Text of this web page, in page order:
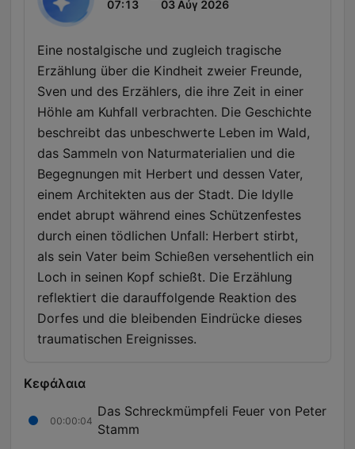
07:13 03 Αύγ 2026
Eine nostalgische und zugleich tragische
Erzählung über die Kindheit zweier Freunde,
Sven und des Erzählers, die ihre Zeit in einer
Höhle am Kuhfall verbrachten. Die Geschichte
beschreibt das unbeschwerte Leben im Wald,
das Sammeln von Naturmaterialien und die
Begegnungen mit Herbert und dessen Vater,
einem Architekten aus der Stadt. Die Idylle
endet abrupt während eines Schützenfestes
durch einen tödlichen Unfall: Herbert stirbt,
als sein Vater beim Schießen versehentlich ein
Loch in seinen Kopf schießt. Die Erzählung
reflektiert die darauffolgende Reaktion des
Dorfes und die bleibenden Eindrücke dieses
traumatischen Ereignisses.
Κεφάλαια
00:00:04
Das Schreckmümpfeli Feuer von Peter
Stamm